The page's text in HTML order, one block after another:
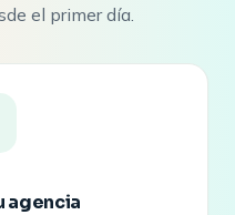
el primer día.
agencia